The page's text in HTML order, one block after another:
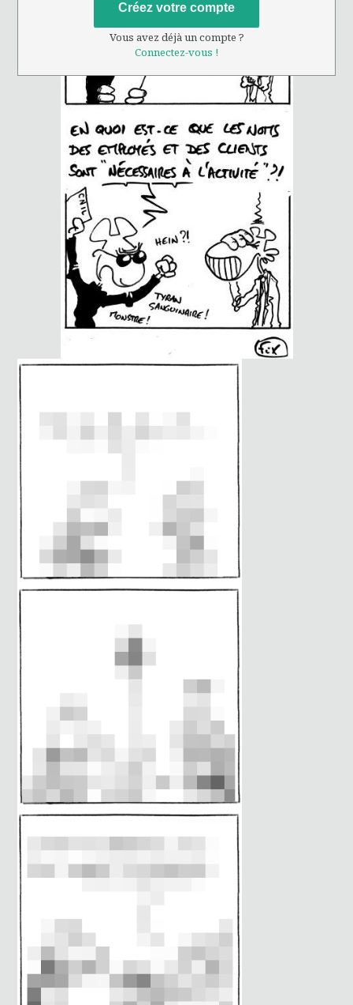
Créez votre compte
Vous avez déjà un compte ?
Connectez-vous !